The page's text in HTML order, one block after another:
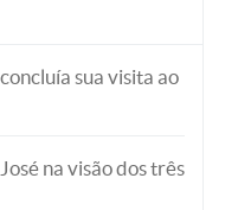
sua visita ao
na visão dos três